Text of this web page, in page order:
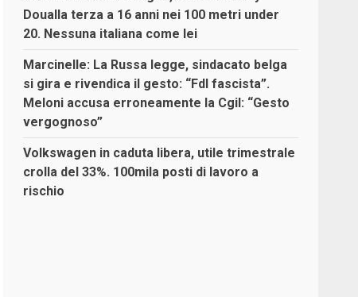
Doualla terza a 16 anni nei 100 metri under
20. Nessuna italiana come lei
Marcinelle: La Russa legge, sindacato belga
si gira e rivendica il gesto: “FdI fascista”.
Meloni accusa erroneamente la Cgil: “Gesto
vergognoso”
Volkswagen in caduta libera, utile trimestrale
crolla del 33%. 100mila posti di lavoro a
rischio